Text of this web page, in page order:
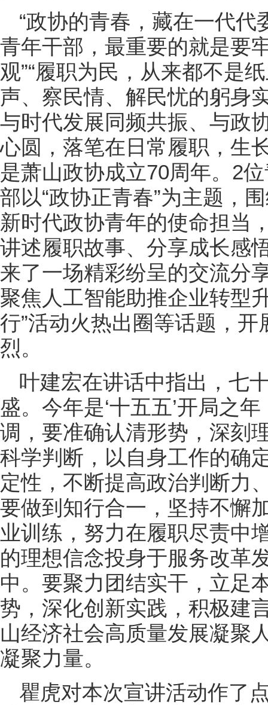
“政协的青春，藏在一代代
青年干部，最重要的就是要
观”“履职为民，从来都不是
声、察民情、解民忧的躬身
与时代发展同频共振、与政
心圆，落笔在日常履职，
是萧山政协成立70周年。2
部以“政协正青春”为主题，
新时代政协青年的使命担当
讲述履职故事、分享成长感
来了一场精彩纷呈的交流分
聚焦人工智能助推企业转型升
行”活动火热出圈等话题，
烈。
叶建宏在讲话中指出，七
盛。今年是‘十五五’开局之
调，要准确认清形势，深刻
科学判断，以自身工作的确
定性，不断提高政治判断力
要做到知行合一，坚持不懈
业训练，努力在履职尽责中
的理想信念投身于服务改革
中。要聚力团结实干，立足
势，深化创新实践，积极建
山经济社会高质量发展凝聚
凝聚力量。
瞿虎对本次宣讲活动作了